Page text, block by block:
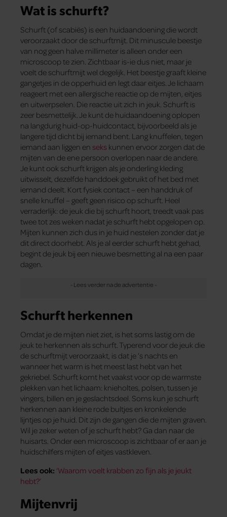
Wat is schurft?
Schurft (of scabiës) is een huidaandoening die wordt
veroorzaakt door de schurftmijt. Dit minuscule beestje
van nog geen halve millimeter is alleen onder een
microscoop te zien. Zichtbaar is-ie dus niet, maar je
voelt de schurftmijt wel degelijk. Het beestje graaft kleine
gangetjes in de opperhuid en legt daar eitjes. Je lichaam
reageert met een allergische reactie op de mijten, eitjes
en uitwerpselen. Die reactie uit zich in jeuk. Schurft is
zeer besmettelijk. Je kunt de huidaandoening oplopen
na langdurig huid-op-huidcontact, bijvoorbeeld als je
langere tijd dicht bij iemand bent. Lang knuffelen, tegen
iemand aan liggen en seks kunnen ervoor zorgen dat de
mijten van de ene persoon overlopen naar de andere.
Je kunt ook schurft krijgen als je onderling kleding
uitwisselt, dezelfde handdoek gebruikt of het bed met
iemand deelt. Kort fysiek contact – een handdruk of
snelle knuffel – geeft geen risico op schurft. Heel
verraderlijk: de jeuk die bij schurft hoort, treedt vaak pas
twee tot zes weken nadat je schurft hebt opgelopen op.
Mijten kunnen zich dus in je huid nestelen zonder dat je
dit direct doorhebt. Als je al eerder schurft hebt gehad,
begint de jeuk bij een nieuwe besmetting al na een paar
dagen.
Schurft herkennen
Omdat je de mijten niet ziet, is het soms lastig om de
jeuk te herkennen als schurft. Typerend voor de jeuk die
de schurftmijt veroorzaakt, is dat je ’s nachts en
wanneer het warm is het meest last hebt van het
gekriebel. Schurft komt het vaakst voor op de warmste
plekken van het lichaam: knieholtes, polsen, tussen je
vingers, billen en je geslachtsdeel. Soms kun je schurft
herkennen aan kleine rode bultjes en kronkelende
lijntjes op je huid. Dit zijn de gangen die de mijten graven.
Wil je zeker weten of je schurft hebt? Ga dan naar de
huisarts. Onder een microscoop is zichtbaar of er aan je
huidschilfers mijten of eitjes vastkleven.
Lees ook: ‘Waarom voelt krabben zo fijn als je jeukt
hebt?’
Mijtenvrij